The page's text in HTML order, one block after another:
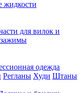
жидкости
для вилок и
одежда
Регланы Худи Штаны